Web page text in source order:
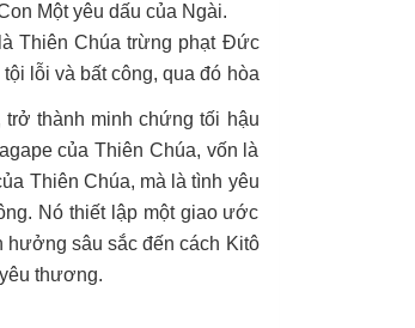
Một yêu dấu của Ngài.
Thiên Chúa trừng phạt Đức
lỗi và bất công, qua đó hòa
thành minh chứng tối hậu
của Thiên Chúa, vốn là
Thiên Chúa, mà là tình yêu
Nó thiết lập một giao ước
sâu sắc đến cách Kitô
thương.